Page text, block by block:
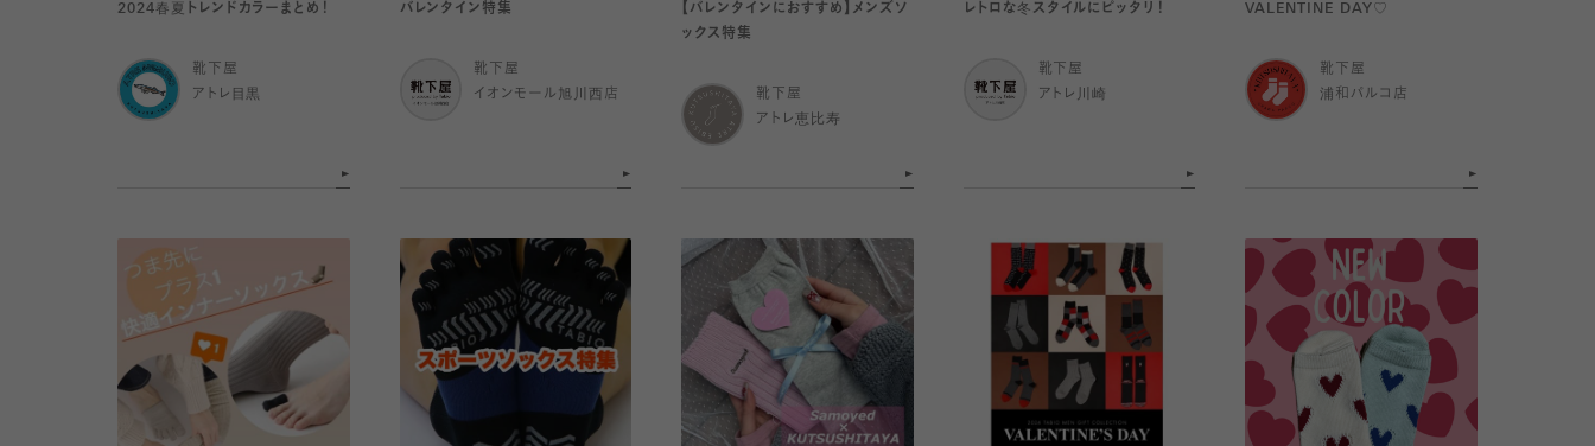
2024春夏トレンドカラーまとめ！
靴下屋
アトレ目黒
バレンタイン特集
靴下屋
イオンモール旭川西店
【バレンタインにおすすめ】メンズソ
ックス特集
靴下屋
アトレ恵比寿
レトロな冬スタイルにピッタリ！
靴下屋
アトレ川崎
VALENTINE DAY♡
靴下屋
浦和パルコ店